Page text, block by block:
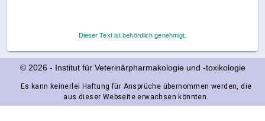
Dieser Text ist behördlich genehmigt.
© 2026- Institut für Veterinärpharmakologie und ‑toxikologie
Es kann keinerlei Haftung für Ansprüche übernommen werden, die
aus dieser Webseite erwachsen könnten.